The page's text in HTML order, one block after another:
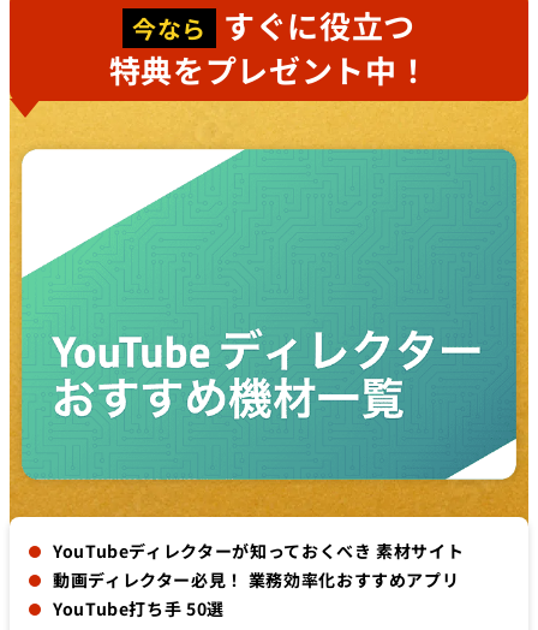
今なら
すぐに役立つ
特典をプレゼント中！
YouTubeディレクターが知っておくべき 素材サイト
動画ディレクター必見！ 業務効率化おすすめアプリ
YouTube打ち手 50選